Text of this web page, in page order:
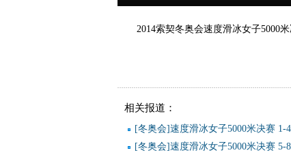
2014索契冬奥会速度滑冰女子5000
相关报道：
[冬奥会]速度滑冰女子5000米决赛 1-4
[冬奥会]速度滑冰女子5000米决赛 5-8